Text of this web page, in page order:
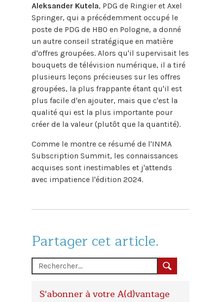
Aleksander Kutela, PDG de Ringier et Axel
Springer, qui a précédemment occupé le
poste de PDG de HBO en Pologne, a donné
un autre conseil stratégique en matière
d'offres groupées. Alors qu'il supervisait les
bouquets de télévision numérique, il a tiré
plusieurs leçons précieuses sur les offres
groupées, la plus frappante étant qu'il est
plus facile d'en ajouter, mais que c'est la
qualité qui est la plus importante pour
créer de la valeur (plutôt que la quantité).
Comme le montre ce résumé de l'INMA
Subscription Summit, les connaissances
acquises sont inestimables et j'attends
avec impatience l'édition 2024.
Partager cet article.
S'abonner à votre A(d)vantage